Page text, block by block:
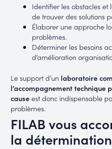
Identifier les obstacles et
de trouver des solutions
Élaborer une approche
problèmes.
Déterminer les besoins
d’amélioration
Le support d’un laboratoire
l’accompagnement
causeest donc indispensable
problèmes.
FILAB vous
la